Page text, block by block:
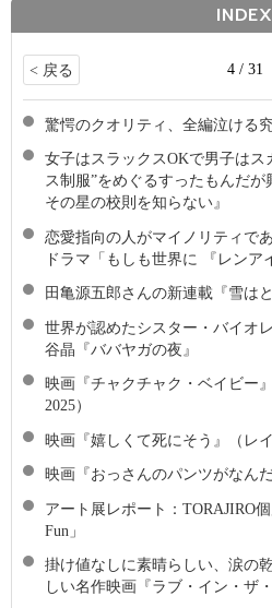
INDEX
< 戻る 4 / 31
驚愕のクオリティ、全編泣ける
女子はスラックスOKで男子はス
ス制服”をめぐるすったもんだ
その星の校則を知らない』
恋愛指向の人がマイノリティで
ドラマ「もしも世界に 『レンア
田亀源五郎さんの新連載『雪はと
世界が認めたシスター・バイオ
谷晶『ババヤガの夜』
映画『チャクチャク・ベイビー
2025）
映画『嬉しくて死にそう』（レ
映画『おっさんのパンツがなん
アート展レポート：TORAJIRO個
Fun」
掛け値なしに素晴らしい、涙の
しい名作映画『ラブ・イン・ザ